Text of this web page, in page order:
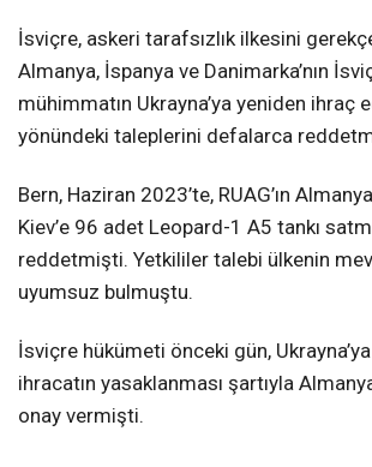
İsviçre, askeri tarafsızlık ilkesini
Almanya, İspanya ve Danimarka’nın
mühimmatın Ukrayna’ya yeniden ihraç
yönündeki taleplerini defalarca
Bern, Haziran 2023’te, RUAG’ın
Kiev’e 96 adet Leopard-1 A5 tankı
reddetmişti. Yetkililer talebi ülkenin
uyumsuz bulmuştu.
İsviçre hükümeti önceki gün,
ihracatın yasaklanması şartıyla
onay vermişti.